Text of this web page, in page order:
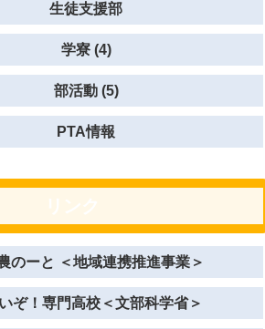
生徒支援部
学寮 (4)
部活動 (5)
PTA情報
のーと ＜地域連携推進事業＞
ぞ！専門高校＜文部科学省＞